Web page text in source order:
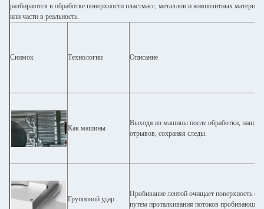
разбираются в обработке поверхности пластмасс, металлов и композитных
или части в реальность.
Снимок Технологии Описание
Как машины
Выходя из машины после обработки, наши
отрывов, сохраняя следы.
Групповой удар
Пробивание лентой очищает поверхность
путем проталкивания потоков пробивающей